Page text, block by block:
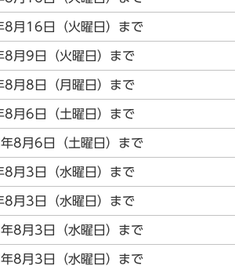
8月16日（火曜日）まで
月9日（火曜日）まで
月8日（月曜日）まで
月6日（土曜日）まで
8月6日（土曜日）まで
月3日（水曜日）まで
月3日（水曜日）まで
8月3日（水曜日）まで
8月3日（水曜日）まで